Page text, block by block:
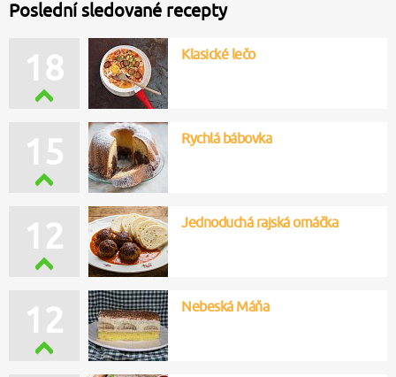
Poslední sledované recepty
18 Klasické lečo
15 Rychlá bábovka
12 Jednoduchá rajská omáčka
12 Nebeská Máňa